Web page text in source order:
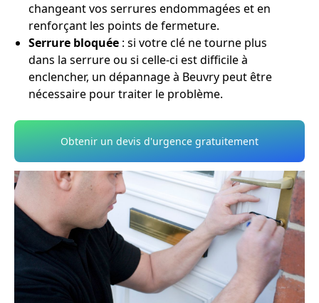
changeant vos serrures endommagées et en
renforçant les points de fermeture.
Serrure bloquée : si votre clé ne tourne plus
dans la serrure ou si celle-ci est difficile à
enclencher, un dépannage à Beuvry peut être
nécessaire pour traiter le problème.
Obtenir un devis d'urgence gratuitement